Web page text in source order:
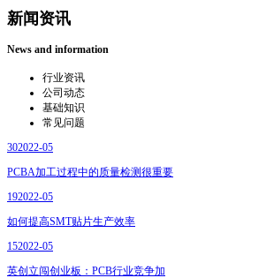
新闻资讯
News and information
行业资讯
公司动态
基础知识
常见问题
302022-05
PCBA加工过程中的质量检测很重要
192022-05
如何提高SMT贴片生产效率
152022-05
英创立闯创业板：PCB行业竞争加